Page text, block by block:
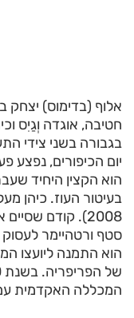
אלוף (בדימוס) יצחק
חטיבה, אוגדה וְגַיִס
בגבורה בשני צידי
יום הכיפורים, נפצע
הוא הקצין היחיד
2008). קודם
סטף ורטהיימר
הוא התמנה ליועצו
המכללה האקדמית